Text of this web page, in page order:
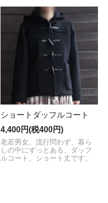
ショートダッフルコート
4,400円(税400円)
老若男女、流行問わず、暮ら
しの中にずっとある、ダッフ
ルコート、ショート丈です。